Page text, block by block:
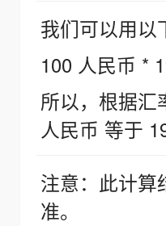
我们可以用以
100 人民币 *
所以，根据汇
人民币 等于
注意：此计算
准。